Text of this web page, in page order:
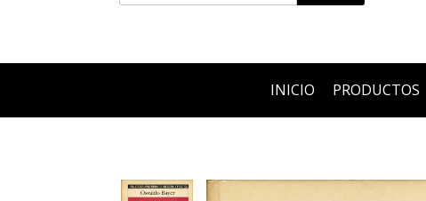
INICIO PRODUCTOS